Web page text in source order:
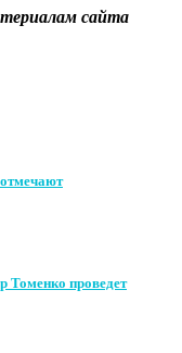
сайта
Томенко проведет